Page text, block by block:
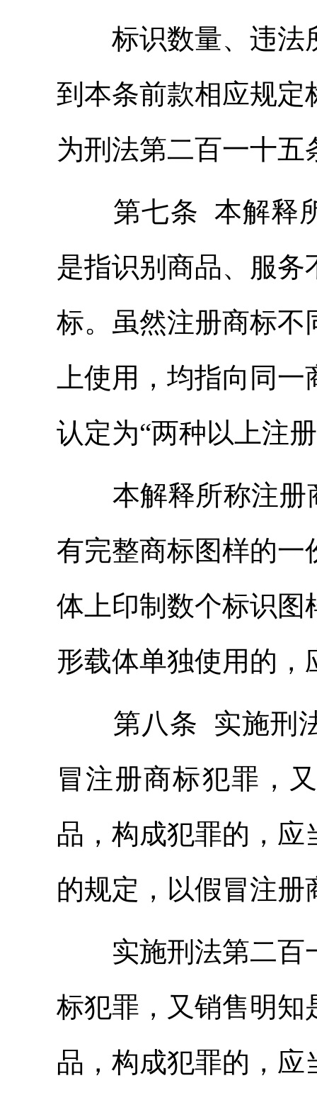
标识数量、违法
到本条前款相应规
为刑法第二百一十五
第七条 本解释所
是指识别商品、服
标。虽然注册商标不
上使用，均指向同
认定为“两种以上注
本解释所称注册
有完整商标图样的一
体上印制数个标识图
形载体单独使用的
第八条 实施刑法
冒注册商标犯罪，
品，构成犯罪的，
的规定，以假冒注册
实施刑法第二百
标犯罪，又销售明知
品，构成犯罪的，应